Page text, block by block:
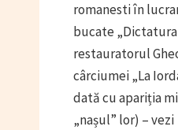
romanesti în
bucate
restauratorul
cârciumei „La
dată cu apariția
„nașul” lor) – vezi